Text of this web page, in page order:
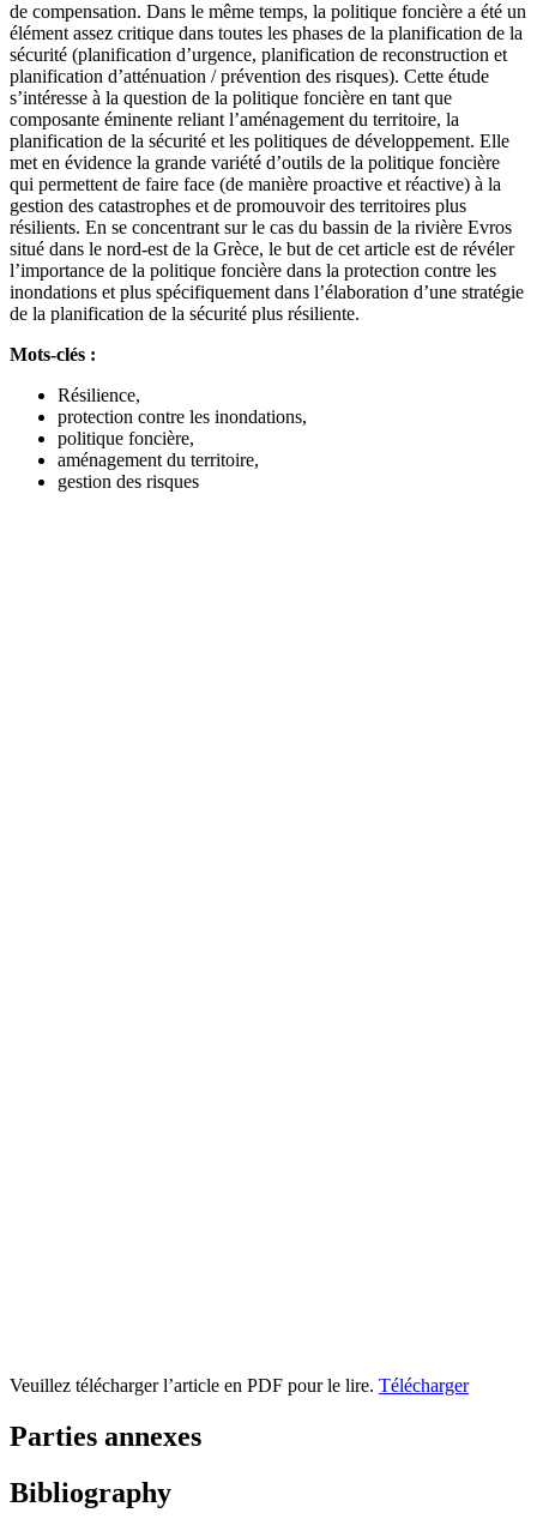
de compensation. Dans le même temps, la politique foncière a été un
élément assez critique dans toutes les phases de la planification de la
sécurité (planification d’urgence, planification de reconstruction et
planification d’atténuation / prévention des risques). Cette étude
s’intéresse à la question de la politique foncière en tant que
composante éminente reliant l’aménagement du territoire, la
planification de la sécurité et les politiques de développement. Elle
met en évidence la grande variété d’outils de la politique foncière
qui permettent de faire face (de manière proactive et réactive) à la
gestion des catastrophes et de promouvoir des territoires plus
résilients. En se concentrant sur le cas du bassin de la rivière Evros
situé dans le nord-est de la Grèce, le but de cet article est de révéler
l’importance de la politique foncière dans la protection contre les
inondations et plus spécifiquement dans l’élaboration d’une stratégie
de la planification de la sécurité plus résiliente.
Mots-clés :
Résilience,
protection contre les inondations,
politique foncière,
aménagement du territoire,
gestion des risques
Veuillez télécharger l’article en PDF pour le lire. Télécharger
Parties annexes
Bibliography